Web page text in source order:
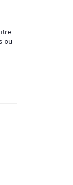
ou